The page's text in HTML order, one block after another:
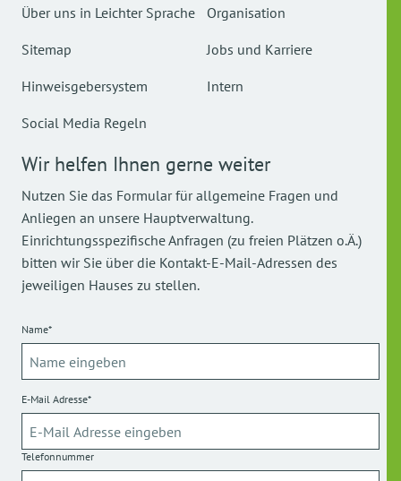
Über uns in Leichter Sprache
Sitemap
Hinweisgebersystem
Social Media Regeln
Organisation
Jobs und Karriere
Intern
Wir helfen Ihnen gerne weiter
Nutzen Sie das Formular für allgemeine Fragen und
Anliegen an unsere Hauptverwaltung.
Einrichtungsspezifische Anfragen (zu freien Plätzen o.Ä.)
bitten wir Sie über die Kontakt-E-Mail-Adressen des
jeweiligen Hauses zu stellen.
Name*
E-Mail Adresse*
Telefonnummer